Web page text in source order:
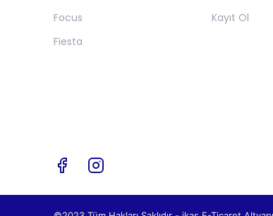
Focus
Fiesta
Kayıt Ol